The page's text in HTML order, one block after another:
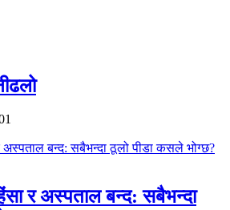
र अस्पताल बन्द: सबैभन्दा